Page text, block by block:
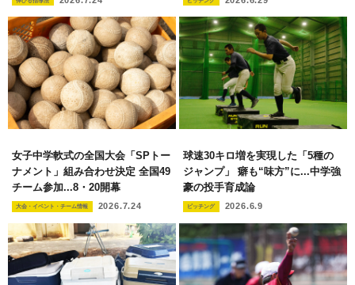
女子中学軟式の全国大会「SPトー
ナメント」組み合わせ決定 全国49
チーム参加...8・20開幕
大会・イベント・チーム情報 2026.7.24
球速30キロ増を実現した「5種の
ジャンプ」 癖も“味方”に...中学強
豪の投手育成論
ピッチング 2026.6.9